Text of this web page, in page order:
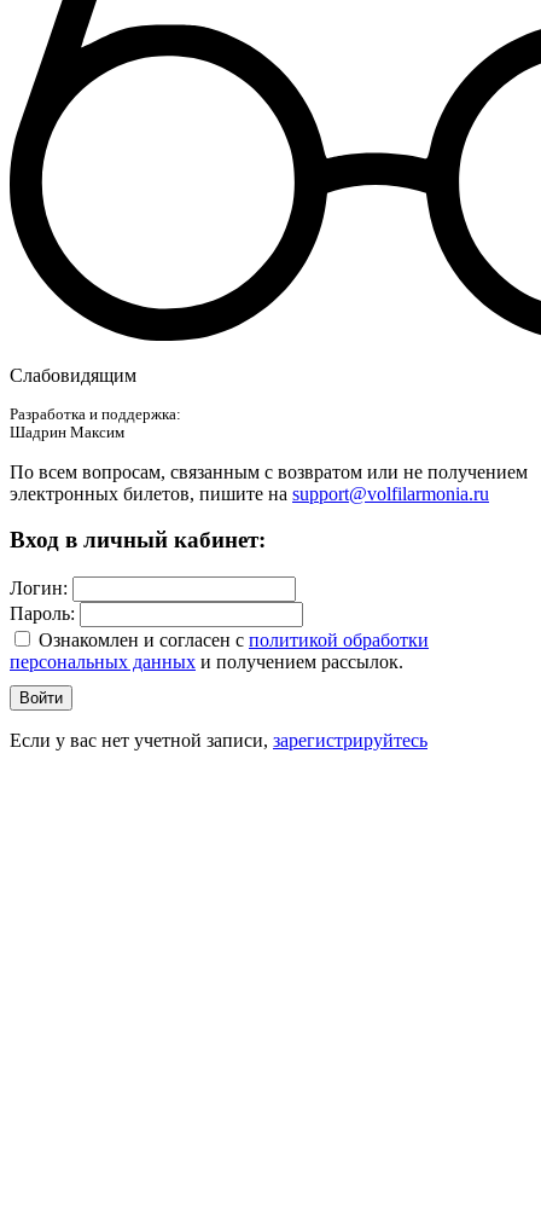
Слабовидящим
Разработка и поддержка:
Шадрин Максим
По всем вопросам, связанным с возвратом или не получением
электронных билетов, пишите на support@volfilarmonia.ru
Вход в личный кабинет:
Логин:
Пароль:
Ознакомлен и согласен c политикой обработки
персональных данных и получением рассылок.
Войти
Если у вас нет учетной записи, зарегистрируйтесь